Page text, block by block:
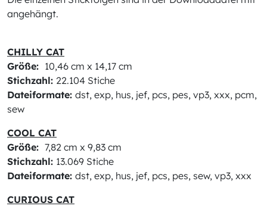
angehängt.
CHILLY CAT
Größe: 10,46 cm x 14,17 cm
Stichzahl: 22.104 Stiche
Dateiformate: dst, exp, hus, jef, pcs, pes, vp3, xxx, pcm,
sew
COOL CAT
Größe: 7,82 cm x 9,83 cm
Stichzahl: 13.069 Stiche
Dateiformate: dst, exp, hus, jef, pcs, pes, sew, vp3, xxx
CURIOUS CAT